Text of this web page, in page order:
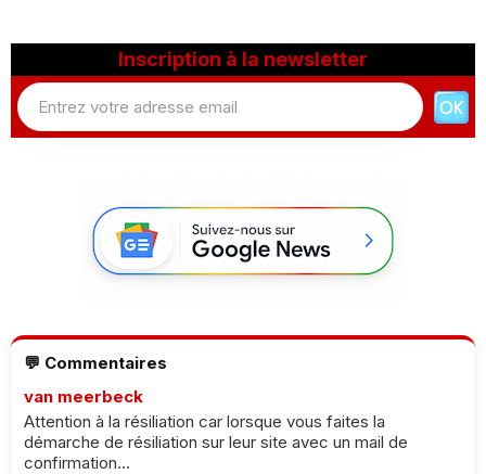
Inscription à la newsletter
💬 Commentaires
van meerbeck
Attention à la résiliation car lorsque vous faites la
démarche de résiliation sur leur site avec un mail de
confirmation...